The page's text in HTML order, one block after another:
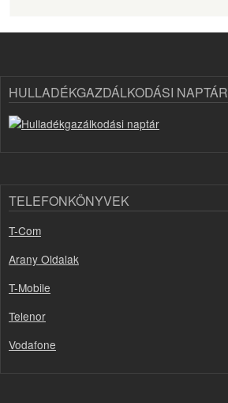
HULLADÉKGAZDÁLKODÁSI NAPTÁR
TELEFONKÖNYVEK
T-Com
Arany Oldalak
T-Mobile
Telenor
Vodafone